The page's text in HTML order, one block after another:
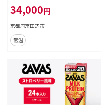
34,000円
京都府京田辺市
常温